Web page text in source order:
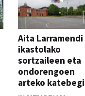
Aita Larramendi
ikastolako
sortzaileen eta
ondorengoen
arteko